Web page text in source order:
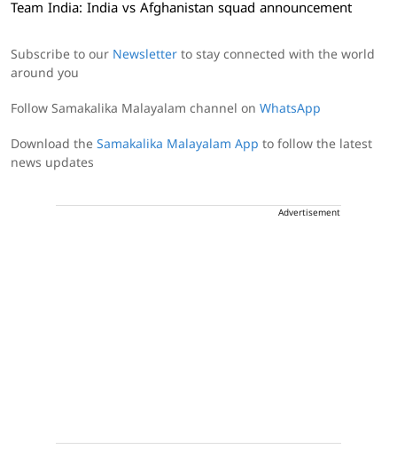
Team India: India vs Afghanistan squad announcement
Subscribe to our Newsletter to stay connected with the world
around you
Follow Samakalika Malayalam channel on WhatsApp
Download the Samakalika Malayalam App to follow the latest
news updates
Advertisement